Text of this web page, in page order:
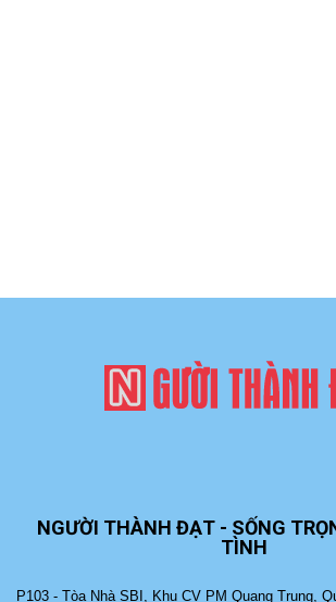
NGƯỜI THÀNH ĐẠT - SỐNG
TÌNH
P103 - Tòa Nhà SBI, Khu CV PM Quang Trung,